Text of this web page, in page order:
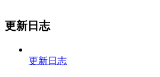
更新日志
更新日志